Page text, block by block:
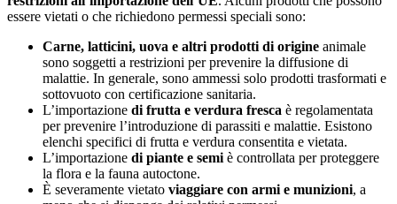
essere vietati o che richiedono permessi speciali sono:
Carne, latticini, uova e altri prodotti di origine animale
sono soggetti a restrizioni per prevenire la diffusione di
malattie. In generale, sono ammessi solo prodotti trasformati e
sottovuoto con certificazione sanitaria.
L’importazione di frutta e verdura fresca è regolamentata
per prevenire l’introduzione di parassiti e malattie. Esistono
elenchi specifici di frutta e verdura consentita e vietata.
L’importazione di piante e semi è controllata per proteggere
la flora e la fauna autoctone.
È severamente vietato viaggiare con armi e munizioni, a